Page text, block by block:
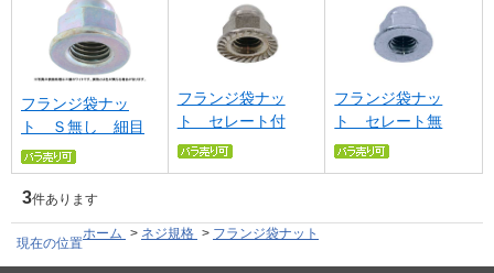
フランジ袋ナッ
ト Ｓ無し 細目
フランジ袋ナッ
ト セレート付
フランジ袋ナッ
ト セレート無
3件あります
現在の位置
ホーム > ネジ規格 > フランジ袋ナット